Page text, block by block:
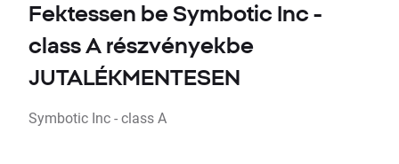
Fektessen be Symbotic Inc -
class A részvényekbe
JUTALÉKMENTESEN
Symbotic Inc - class A